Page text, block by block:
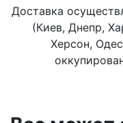
Доставка
(Киев, Днепр,
Херсон,